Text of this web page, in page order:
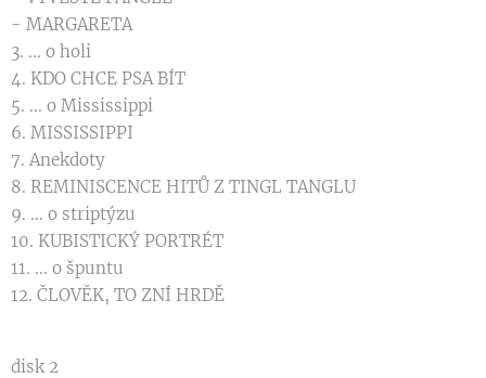
- MARGARETA
3. ... o holi
4. KDO CHCE PSA BÍT
5. ... o Mississippi
6. MISSISSIPPI
7. Anekdoty
8. REMINISCENCE HITŮ Z TINGL TANGLU
9. ... o striptýzu
10. KUBISTICKÝ PORTRÉT
11. ... o špuntu
12. ČLOVĚK, TO ZNÍ HRDĚ
disk 2